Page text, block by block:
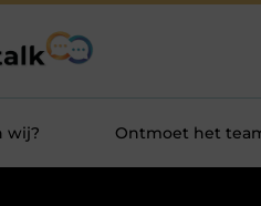
wij? Ontmoet het